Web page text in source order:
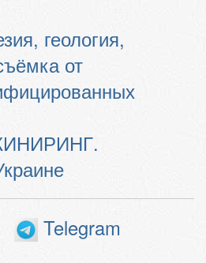
геология,
от
Telegram